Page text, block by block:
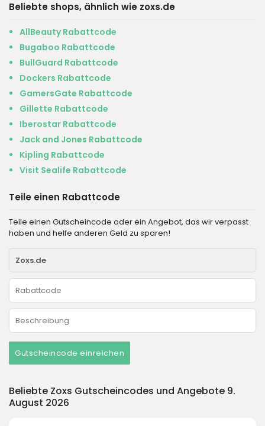
Beliebte shops, ähnlich wie zoxs.de
AllBeauty Rabattcode
Bugaboo Rabattcode
BullGuard Rabattcode
Dockers Rabattcode
GamersGate Rabattcode
Gillette Rabattcode
Iberostar Rabattcode
Jack and Jones Rabattcode
Kipling Rabattcode
Visit Sealife Rabattcode
Teile einen Rabattcode
Teile einen Gutscheincode oder ein Angebot, das wir verpasst
haben und helfe anderen Geld zu sparen!
Gutscheincode einreichen
Beliebte Zoxs Gutscheincodes und Angebote 9.
August 2026